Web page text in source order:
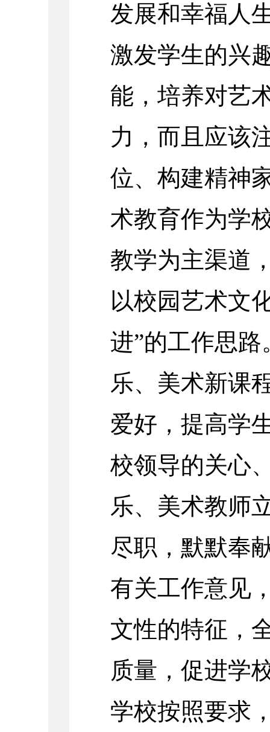
发展和幸福人
激发学生的兴
能，培养对艺
力，而且应该
位、构建精神
术教育作为学
教学为主渠道
以校园艺术文
进”的工作思
乐、美术新课
爱好，提高学
校领导的关心
乐、美术教师
尽职，默默奉
有关工作意见
文性的特征，
质量，促进学
学校按照要求